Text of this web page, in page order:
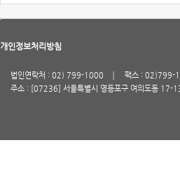
개인정보처리방침
법인연락처 : 02) 799-1000
팩스 : 02)799-
주소 : [07236] 서울특별시 영등포구 여의도동 17-